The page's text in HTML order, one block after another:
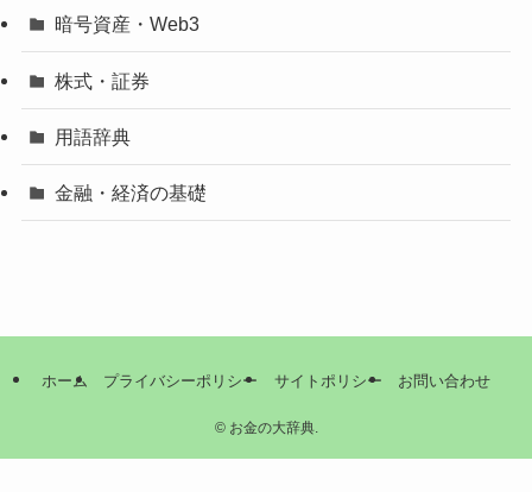
暗号資産・Web3
株式・証券
用語辞典
金融・経済の基礎
ホーム プライバシーポリシー サイトポリシー お問い合わせ
©お金の大辞典.